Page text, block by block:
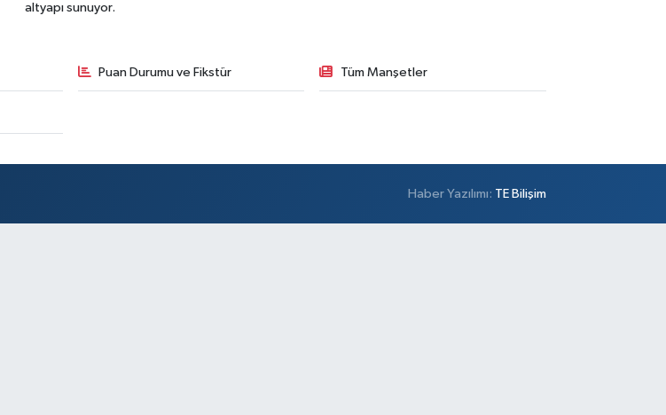
altyapı sunuyor.
Puan Durumu ve Fikstür Tüm Manşetler
Haber Yazılımı: TE Bilişim